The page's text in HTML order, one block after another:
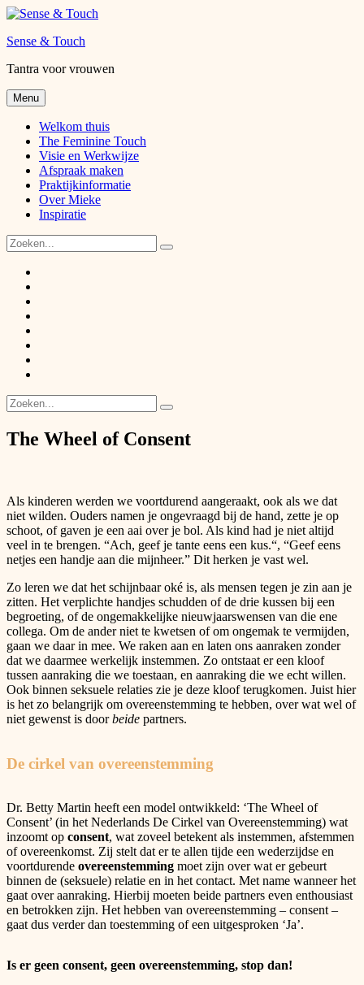
Skip
content
Sense & Touch
Tantra voor vrouwen
Menu
Welkom thuis
The Feminine Touch
Visie en Werkwijze
Afspraak maken
Praktijkinformatie
Over Mieke
Inspiratie
Search
for:
Search
for:
Site
Overlay
The Wheel of Consent
Als kinderen werden we voortdurend aangeraakt, ook als we dat
niet wilden. Ouders namen je ongevraagd bij de hand, zette je op
schoot, of gaven je een aai over je bol. Als kind had je niet altijd
veel in te brengen. “Ach, geef je tante eens een kus.“, “Geef eens
netjes een handje aan die mijnheer.” Dit herken je vast wel.
Zo leren we dat het schijnbaar oké is, als mensen tegen je zin aan je
zitten. Het verplichte handjes schudden of de drie kussen bij een
begroeting, of de ongemakkelijke nieuwjaarswensen van die ene
collega. Om de ander niet te kwetsen of om ongemak te vermijden,
gaan we daar in mee. We raken aan en laten ons aanraken zonder
dat we daarmee werkelijk instemmen. Zo ontstaat er een kloof
tussen aanraking die we toestaan, en aanraking die we echt willen.
Ook binnen seksuele relaties zie je deze kloof terugkomen. Juist hier
is het zo belangrijk om overeenstemming te hebben, over wat wel of
niet gewenst is doorbeide partners.
De cirkel van overeenstemming
Dr. Betty Martin heeft een model ontwikkeld: ‘The Wheel of
Consent’ (in het Nederlands De Cirkel van Overeenstemming) wat
inzoomt op consent, wat zoveel betekent als instemmen, afstemmen
of overeenkomst. Zij stelt dat er te allen tijde een wederzijdse en
voortdurende overeenstemming moet zijn over wat er gebeurt
binnen de (seksuele) relatie en in het contact. Met name wanneer het
gaat over aanraking. Hierbij moeten beide partners even enthousiast
en betrokken zijn. Het hebben van overeenstemming – consent –
gaat dus verder dan toestemming of een uitgesproken ‘Ja’.
Is er geen consent, geen overeenstemming, stop dan!